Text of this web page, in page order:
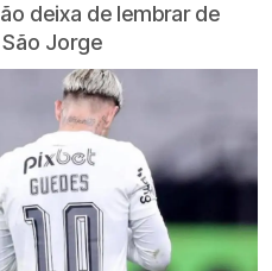
deixa de lembrar de
Jorge